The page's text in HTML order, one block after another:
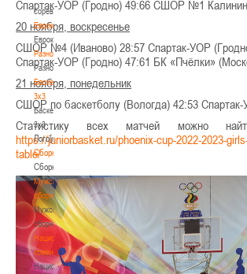
соревнования
Еврокубки
Еврокубки
Разное
Разное
Баскетбол
3х3
Баскетбол
3х3
Лого[modid=121]
Сборные
Сборные
Мужские
сборные
Мужские
сборные
Национальная
команда
Национальная
Спартак-УОР (Гродно) 49:66 СШОР №1
20 ноября, воскресенье
СШОР №4 (Иваново) 28:57 Спартак-УОР
Спартак-УОР (Гродно) 47:61 БК «Пчёлки»
21 ноября, понедельник
СШОР по баскетболу (Вологда) 42:53
Статистику всех матчей можно
https://juniorbasket.ru/phoenix-cup-2022-2023-
table/